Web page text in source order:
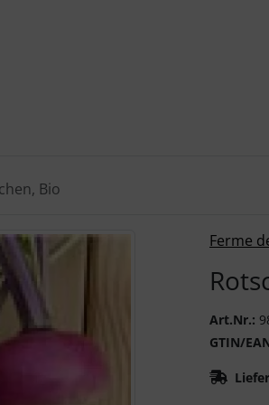
Bio
Ferme
Art.Nr.:
GTIN/
" und "Vor-Button" nutzen, um